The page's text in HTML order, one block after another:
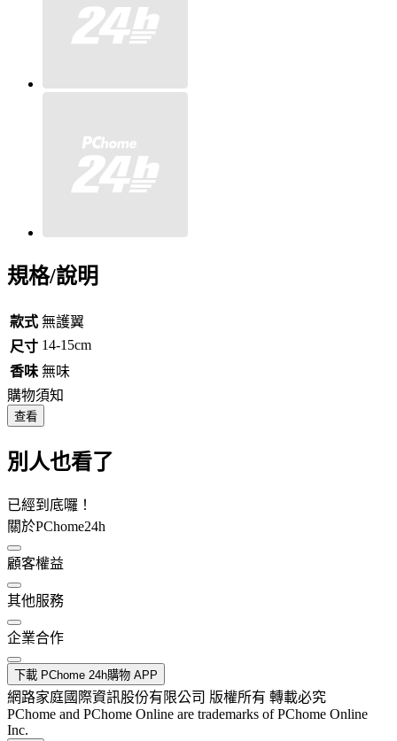
規格/說明
款式 無護翼
尺寸 14-15cm
香味 無味
購物須知
查看
別人也看了
已經到底囉！
關於PChome24h
顧客權益
其他服務
企業合作
下載 PChome 24h購物 APP
網路家庭國際資訊股份有限公司 版權所有 轉載必究
PChome and PChome Online are trademarks of PChome Online
Inc.